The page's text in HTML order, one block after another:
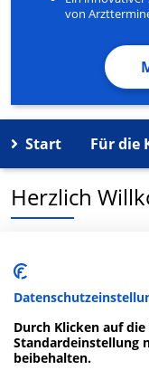
von
Start Für die
Herzlich
MVZ Ilmenau
medizinisches
Mehr
Durch Klicken auf
Standardeinstellung
beibehalten.